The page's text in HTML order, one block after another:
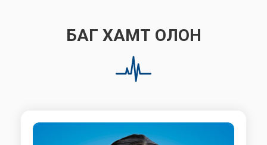
БАГ ХАМТ ОЛОН